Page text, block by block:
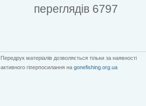
переглядів 6797
Передрук матеріалів дозволяється тільки за наявності
активного гіперпосилання на gonefishing.org.ua